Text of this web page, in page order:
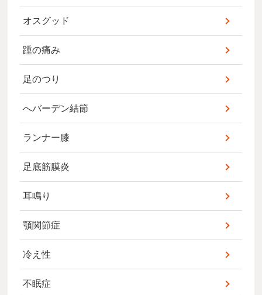
オスグッド
踵の痛み
足のつり
へバーデン結節
ランナー膝
足底筋膜炎
耳鳴り
顎関節症
冷え性
不眠症